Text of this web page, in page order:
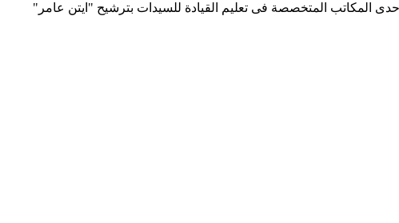
المتخصصة فى تعليم القيادة للسيدات بترشيح "ايتن عامر"